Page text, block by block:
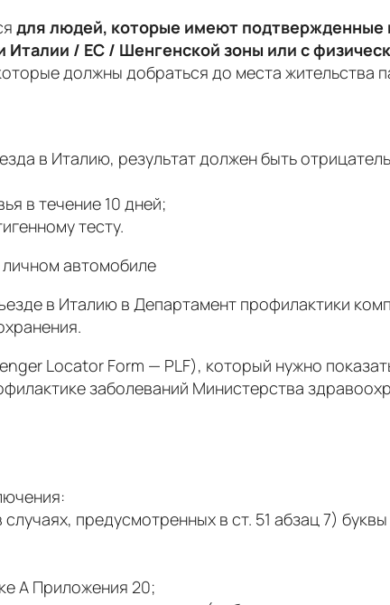
для людей, которые имеют подтвержденные
Италии / ЕС / Шенгенской зоны или с
должны добраться до места жительства
в Италию, результат должен быть
в течение 10 дней;
тесту.
автомобиле
в Италию в Департамент профилактики
Locator Form — PLF), который нужно
заболеваний Министерства
предусмотренных в ст. 51 абзац 7)
А Приложения 20;